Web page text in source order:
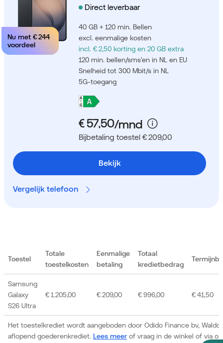
Nu met € 244
voordeel
Direct leverbaar
40 GB + 120 min. Bellen
excl. eenmalige kosten
incl. € 2,50 korting en 20 GB extra
120 min. bellen/sms'en in NL en EU
Snelheid tot 300 Mbit/s in NL
5G-toegang
Bijbetaling toestel € 209,00
Bekijk
Vergelijk telefoon
Toestel
Totale
toestelkosten
Eenmalige
betaling
Totaal
kredietbedrag
Het toestelkrediet wordt aangeboden door Odido Finance bv,
aflopend goederenkrediet. Lees meer of vraag in de winkel of via
Samsung
Galaxy
S26 Ultra
€ 1.205,00 € 209,00 € 996,00 € 41,50